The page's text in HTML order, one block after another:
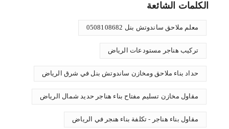
الكلمات الشائعة
معلم ملاحق ساندوتش بنل 0508108682
تركيب هناجر مستودعات الرياض
حداد بناء ملاحق ومخازن ساندوتش بنل في شرق الرياض
مقاول مخازن تسليم مفتاح بناء هناجر حديد شمال الرياض
مقاول بناء هناجر - تكلفة بناء هنجر في الرياض